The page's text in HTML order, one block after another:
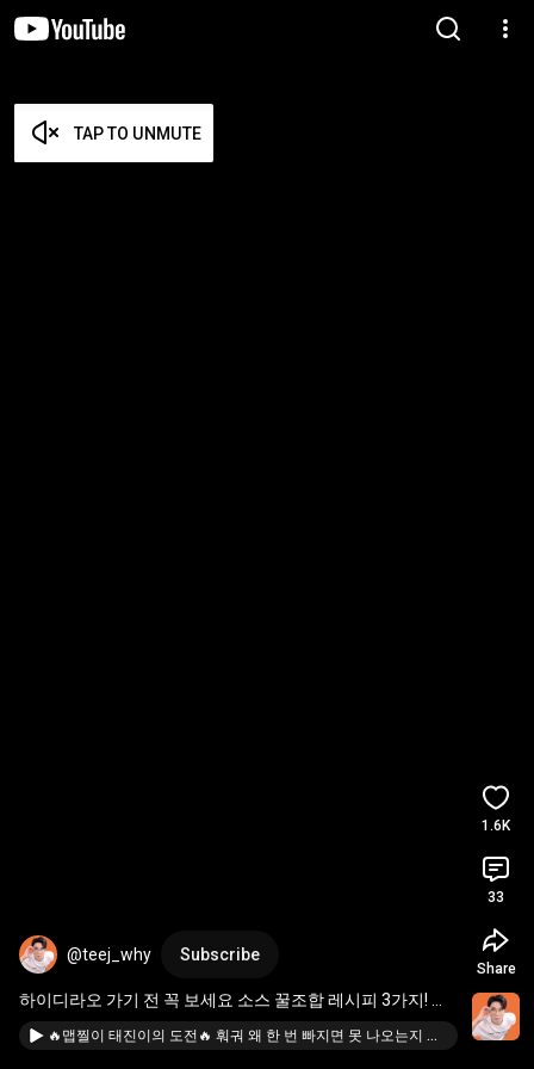
TAP TO UNMUTE
@teej_why Subscribe
하이디라오 가기 전 꼭 보세요 소스 꿀조합 레시피 3가지! 이
걸로 소스는 정착합니다 #손태진#캡틴따거#하이디라오스
#진이왜저래
🔥맵찔이 태진이의 도전🔥 훠궈 왜 한 번 빠지면 못 나오는지 알겠다👍 | 손태진 캡틴따거 | 진이 왜 저래 EP.63
1.6K
33
Share